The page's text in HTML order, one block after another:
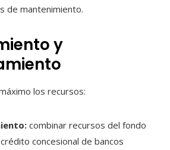
de mantenimiento.
y
los recursos:
combinar recursos del fondo
concesional de bancos